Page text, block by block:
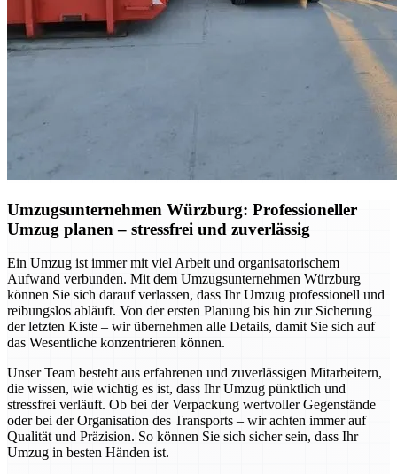
Umzugsunternehmen Würzburg: Professioneller
Umzug planen – stressfrei und zuverlässig
Ein Umzug ist immer mit viel Arbeit und organisatorischem
Aufwand verbunden. Mit dem Umzugsunternehmen Würzburg
können Sie sich darauf verlassen, dass Ihr Umzug professionell und
reibungslos abläuft. Von der ersten Planung bis hin zur Sicherung
der letzten Kiste – wir übernehmen alle Details, damit Sie sich auf
das Wesentliche konzentrieren können.
Unser Team besteht aus erfahrenen und zuverlässigen Mitarbeitern,
die wissen, wie wichtig es ist, dass Ihr Umzug pünktlich und
stressfrei verläuft. Ob bei der Verpackung wertvoller Gegenstände
oder bei der Organisation des Transports – wir achten immer auf
Qualität und Präzision. So können Sie sich sicher sein, dass Ihr
Umzug in besten Händen ist.